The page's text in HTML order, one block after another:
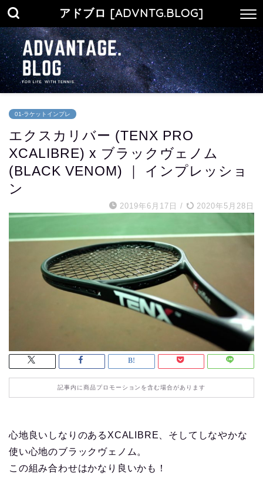
アドブロ [ADVNTG.BLOG]
01-ラケットインプレ
エクスカリバー (TENX PRO
XCALIBRE) x ブラックヴェノム
(BLACK VENOM) ｜ インプレッショ
ン
2019年6月17日 / 2020年5月28日
記事内に商品プロモーションを含む場合があります
心地良いしなりのあるXCALIBRE、そしてしなやかな
使い心地のブラックヴェノム。
この組み合わせはかなり良いかも！